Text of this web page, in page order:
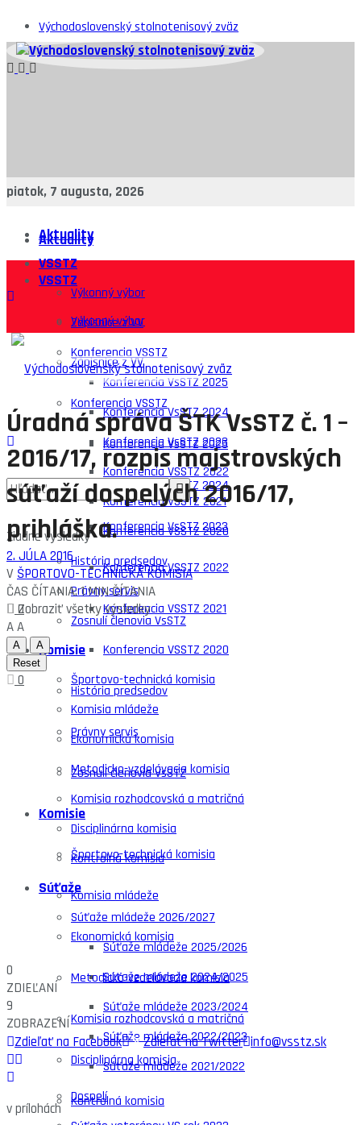
Východoslovenský stolnotenisový zväz
piatok, 7 augusta, 2026
Aktuality
VSSTZ
Výkonný výbor
Zápisnice z VV
Konferencia VSSTZ
Konferencia VsSTZ 2025
Konferencia VsSTZ 2024
Konferencia VsSTZ 2023
Konferencia VSSTZ 2022
Konferencia VSSTZ 2021
Konferencia VSSTZ 2020
História predsedov
Právny servis
Zosnulí členovia VsSTZ
Komisie
Športovo-technická komisia
Komisia mládeže
Ekonomická komisia
Metodicko-vzdelávacia komisia
Komisia rozhodcovská a matričná
Disciplinárna komisia
Kontrolná komisia
Súťaže
Súťaže mládeže 2026/2027
Súťaže mládeže 2025/2026
Súťaže mládeže 2024/2025
Súťaže mládeže 2023/2024
Súťaže mládeže 2022/2023
Súťaže mládeže 2021/2022
Dospelí
Aktuality
VSSTZ
Výkonný výbor
Zápisnice z VV
Konferencia VSSTZ
Konferencia VsSTZ 2025
Konferencia VsSTZ 2024
Konferencia VsSTZ 2023
Konferencia VSSTZ 2022
Konferencia VSSTZ 2021
Konferencia VSSTZ 2020
História predsedov
Právny servis
Zosnulí členovia VsSTZ
Komisie
Športovo-technická komisia
Komisia mládeže
Ekonomická komisia
Metodicko-vzdelávacia komisia
Komisia rozhodcovská a matričná
Disciplinárna komisia
Kontrolná komisia
Žiadne výsledky
Zobraziť všetky výsledky
Úradná správa ŠTK VsSTZ č. 1 –
2016/17, rozpis majstrovských
súťaží dospelých 2016/17,
prihláška.
2. JÚLA 2016
V ŠPORTOVO-TECHNICKÁ KOMISIA
ČAS ČÍTANIA: 1 MIN ČÍTANIA
0
AA
A
A
Reset
0
0
ZDIEĽANÍ
9
ZOBRAZENÍ
Zdieľať na Facebook
Zdieľať na Twitter info@vsstz.sk
v prílohách